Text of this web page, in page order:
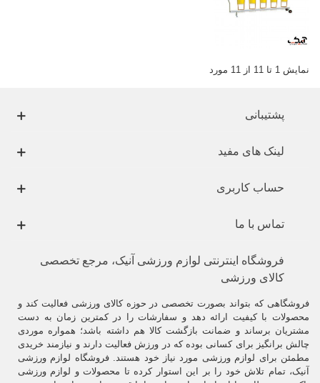
نمایش 1 تا 11 از 11 مورد
پشتیبانی
لینک های مفید
حساب کاربری
تماس با ما
فروشگاه اینترنتی لوازم ورزشی آنیک، مرجع تخصصی
کالای ورزشی
فروشگاهی که بتواند بصورت تخصصی در حوزه کالای ورزشی فعالیت کند و
محصولات با کیفیت ارائه دهد و سفارشات را در کمترین زمان به دست
مشتریان برساند و ضمانت بازگشت کالا هم داشته باشد؛ همواره موردی
چالش برانگیز برای کسانی بوده که در ورزش فعالیت دارند و نیازمند خریدی
مطمئن برای لوازم ورزشی مورد نیاز خود هستند. فروشگاه لوازم ورزشی
آنیک، تمام تلاش خود را بر این استوار کرده تا محصولات و لوازم ورزشی